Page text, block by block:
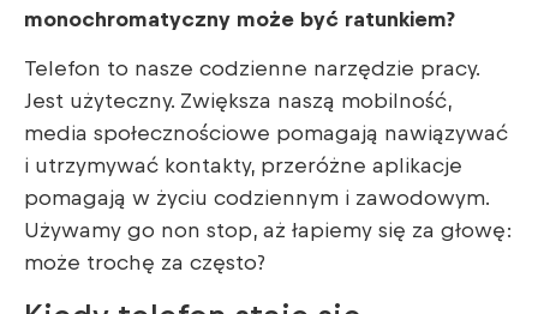
monochromatyczny może być ratunkiem?
Telefon to nasze codzienne narzędzie pracy.
Jest użyteczny. Zwiększa naszą mobilność,
media społecznościowe pomagają nawiązywać
i utrzymywać kontakty, przeróżne aplikacje
pomagają w życiu codziennym i zawodowym.
Używamy go non stop, aż łapiemy się za głowę:
może trochę za często?